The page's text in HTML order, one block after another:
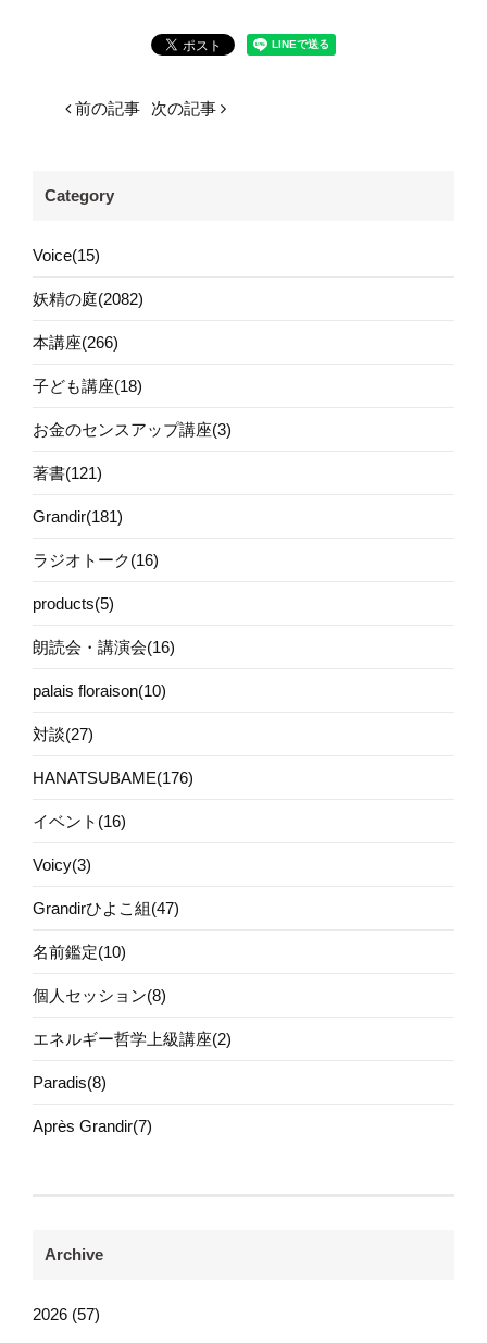
前の記事 次の記事
Category
Voice(15)
妖精の庭(2082)
本講座(266)
子ども講座(18)
お金のセンスアップ講座(3)
著書(121)
Grandir(181)
ラジオトーク(16)
products(5)
朗読会・講演会(16)
palais floraison(10)
対談(27)
HANATSUBAME(176)
イベント(16)
Voicy(3)
Grandirひよこ組(47)
名前鑑定(10)
個人セッション(8)
エネルギー哲学上級講座(2)
Paradis(8)
Après Grandir(7)
Archive
2026 (57)